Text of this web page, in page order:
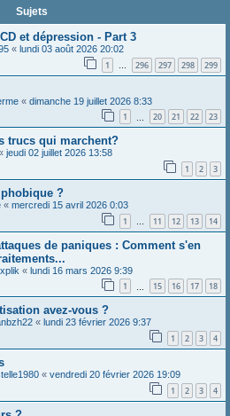
Sujets
et dépression - Part 3
« lundi 03 août 2026 20:02
1 … 296 297 298 299
« dimanche 19 juillet 2026 8:33
1 20 21 22 23
trucs qui marchent?
jeudi 02 juillet 2026 13:58
1 2 3
?
« mercredi 15 avril 2026 0:03
1 … 11 12 13 14
de paniques : Comment s'en
« lundi 16 mars 2026 9:39
1 15 16 17 18
avez-vous ?
« lundi 23 février 2026 9:37
1 2 3 4
« vendredi 20 février 2026 19:09
1 2 3 4